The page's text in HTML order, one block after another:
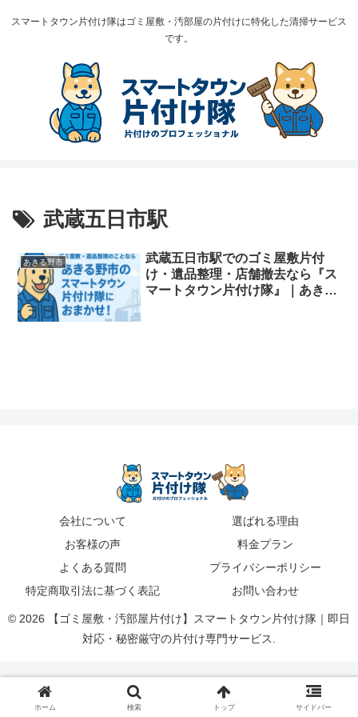
スマートタウン片付け隊はゴミ屋敷・汚部屋の片付けに特化した清掃サービス
です。
武蔵五日市駅
あきる野市
武蔵五日市駅でのゴミ屋敷片付
け・遺品整理・店舗撤去なら『ス
マートタウン片付け隊』｜あきる
会社について
選ばれる理由
お客様の声
料金プラン
よくある質問
プライバシーポリシー
特定商取引法に基づく表記
お問い合わせ
© 2026 【ゴミ屋敷・汚部屋片付け】スマートタウン片付け隊｜即日
対応・秘密厳守の片付け専門サービス.
ホーム 検索 トップ サイドバー